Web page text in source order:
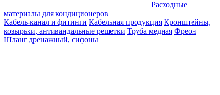
Расходные
материалы для кондиционеров
Кабель-канал и фитинги Кабельная продукция Кронштейны,
козырьки, антивандальные решетки Труба медная Фреон
Шланг дренажный, сифоны